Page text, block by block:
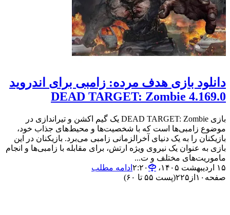
دانلود بازی هدف مرده: زامبی برای اندروید
DEAD TARGET: Zombie 4.169.0
بازی DEAD TARGET: Zombie یک گیم اکشن و تیراندازی در
موضوع زامبی‌ها است که با شخصیت‌ها و محیط‌های جذاب خود،
بازیکنان را به یک دنیای آخرالزمانی زامبی می‌برد. بازیکنان در این
بازی به عنوان یک نیروی ویژه ارتش، برای مقابله با زامبی‌ها و انجام
ماموریت‌های مختلف و ت...
۱۵ اردیبهشت ۱۴۰۵،‏ ۲:۲۰
ادامه مطلب
صفحه ۱۰ از ۲۲۵(پست ۵۵ تا ۶۰)